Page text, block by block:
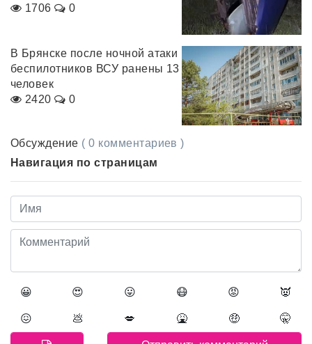
1706
0
В Брянске после ночной атаки
беспилотников ВСУ ранены 13
человек
2420
0
Обсуждение ( 0 комментариев )
Навигация по страницам
😀 😍 😛 😷 😡 👿
😖 💩 💋 🤮 🤑 🤫